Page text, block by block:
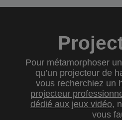
Pour métamorphoser
qu’un projecteur de
vous recherchiez un
projecteur
dédié aux jeux vidéo,
vous